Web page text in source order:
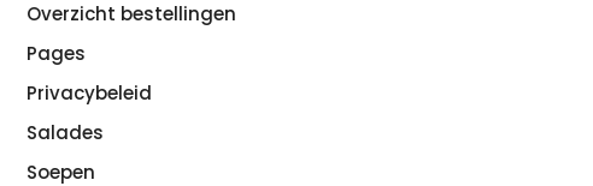
Overzicht bestellingen
Pages
Privacybeleid
Salades
Soepen